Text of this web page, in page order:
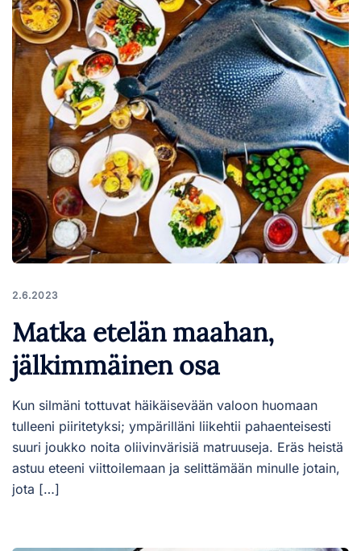
2.6.2023
Matka etelän maahan,
jälkimmäinen osa
Kun silmäni tottuvat häikäisevään valoon huomaan
tulleeni piiritetyksi; ympärilläni liikehtii pahaenteisesti
suuri joukko noita oliivinvärisiä matruuseja. Eräs heistä
astuu eteeni viittoilemaan ja selittämään minulle jotain,
jota […]